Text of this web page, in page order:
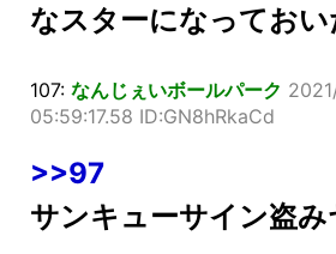
なスターになっておい
107: なんじぇいボールパーク
05:59:17.58 ID:GN8hRkaCd
>>97
サンキューサイン盗み